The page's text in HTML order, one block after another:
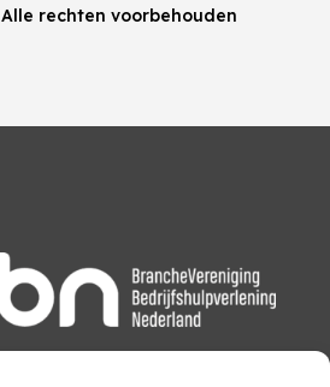
Alle rechten voorbehouden